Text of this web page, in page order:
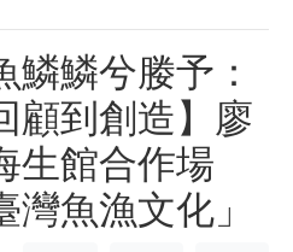
鱗鱗兮媵予：
顧到創造】廖
生館合作場
魚漁文化」